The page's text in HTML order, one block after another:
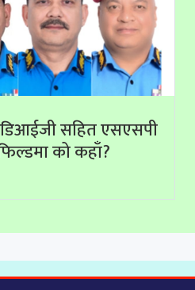
सहित एसएसपी
को कहाँ?